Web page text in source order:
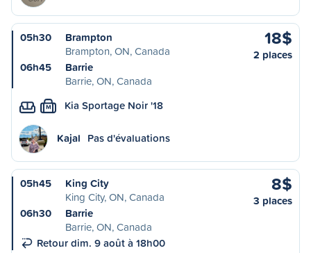
05h30
Brampton
Brampton, ON, Canada
06h45
Barrie
Barrie, ON, Canada
18$
2 places
M Kia Sportage Noir '18
Kajal Pas d'évaluations
05h45
King City
King City, ON, Canada
06h30
Barrie
Barrie, ON, Canada
Retour dim. 9 août à 18h00
8$
3 places